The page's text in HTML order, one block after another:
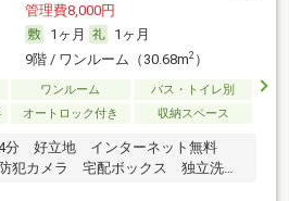
管理費8,000円
1ヶ月
1ヶ月
9階 / ワンルーム（30.68m2）
ワンルーム
バス・トイレ別
オートロック付き 収納スペース
4分 好立地 インターネット無料
犯カメラ 宅配ボックス 独立洗面